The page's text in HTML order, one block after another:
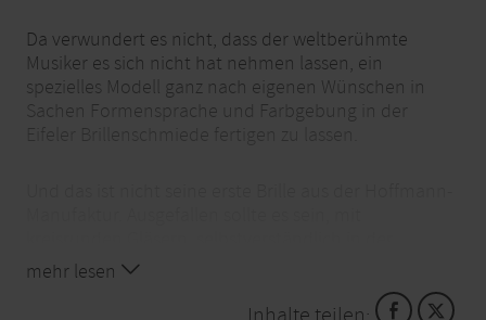
Da verwundert es nicht, dass der weltberühmte
Musiker es sich nicht hat nehmen lassen, ein
spezielles Modell ganz nach eigenen Wünschen in
Sachen Formensprache und Farbgebung in der
individuellen Passform gefertigt. Ein strahlendes Blau
unterstreicht die coole Form, und lila-getönte
Sonnengläser bilden einen spannenden Kontrast.
mehr lesen